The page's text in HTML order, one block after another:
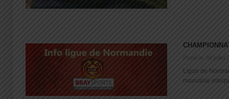
Posté le: 08 juillet
Ligue de
mauvaise